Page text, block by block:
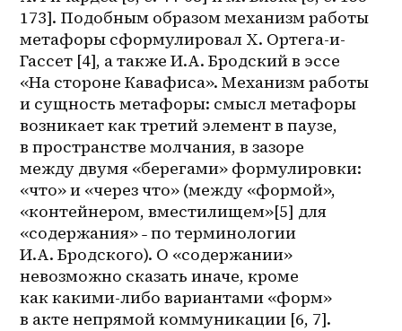
173]. Подобным образом механизм работы
метафоры сформулировал Х. Ортега-и-
Гассет [4], а также И.А. Бродский в эссе
«На стороне Кавафиса». Механизм работы
и сущность метафоры: смысл метафоры
возникает как третий элемент в паузе,
в пространстве молчания, в зазоре
между двумя «берегами» формулировки:
«что» и «через что» (между «формой»,
«контейнером, вместилищем»[5] для
«содержания» ˗ по терминологии
И.А. Бродского). О «содержании»
невозможно сказать иначе, кроме
как какими-либо вариантами «форм»
в акте непрямой коммуникации [6, 7].